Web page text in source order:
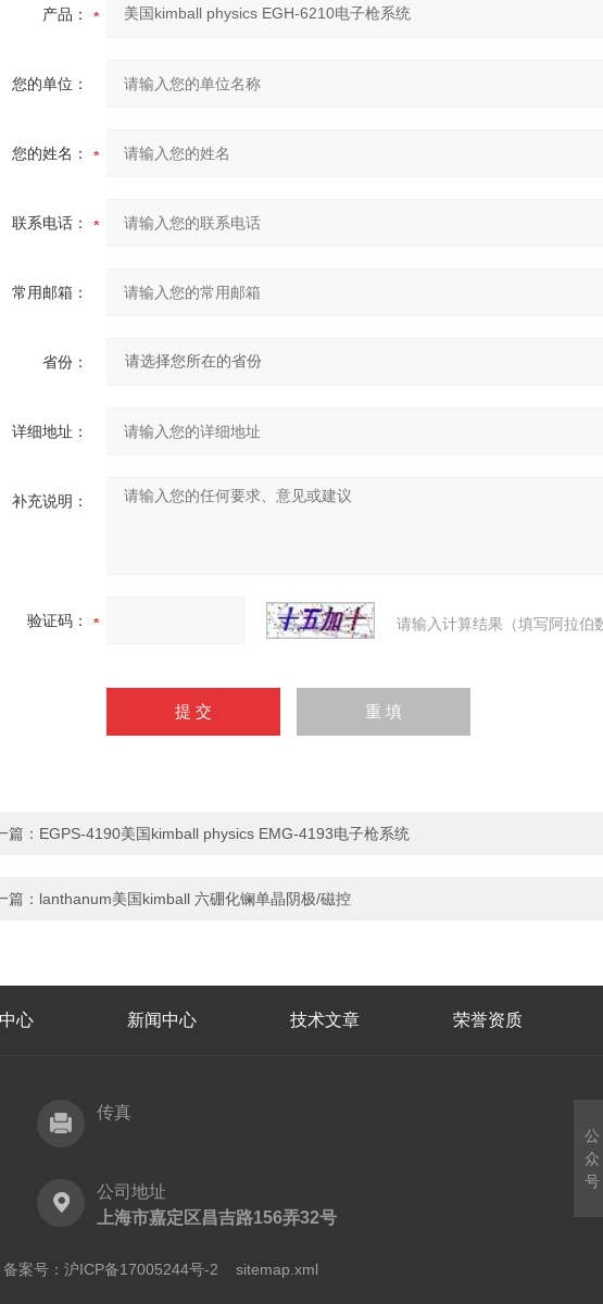
产品：
您的单位：
您的姓名：
联系电话：
常用邮箱：
省份：
详细地址：
补充说明：
验证码： 请输入计算结果（填写阿拉伯
篇： EGPS-4190美国kimball physics EMG-4193电子枪系统
篇： lanthanum美国kimball 六硼化镧单晶阴极/磁控
心 新闻中心 技术文章 荣誉资质
传真
公司地址
上海市嘉定区昌吉路156弄32号
公
众
号
备案号：沪ICP备17005244号-2 sitemap.xml